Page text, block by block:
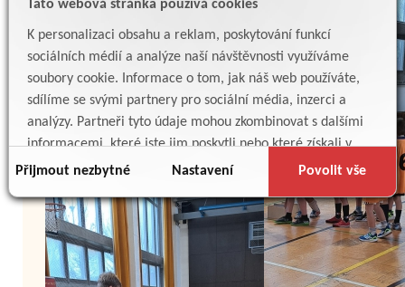
Tato webová stránka používá cookies
K personalizaci obsahu a reklam, poskytování funkcí
sociálních médií a analýze naší návštěvnosti využíváme
soubory cookie. Informace o tom, jak náš web používáte,
sdílíme se svými partnery pro sociální média, inzerci a
analýzy. Partneři tyto údaje mohou zkombinovat s dalšími
informacemi, které jste jim poskytli nebo které získali v
důsledku toho, že používáte jejich služby.
Přijmout nezbytné Nastavení Povolit vše